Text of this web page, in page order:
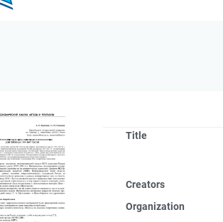
Title
Creators
Organization